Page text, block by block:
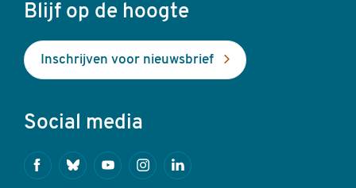
Blijf op de hoogte
Inschrijven voor nieuwsbrief
Social media
FacebookBlueskyYoutubeInstagramLinkedin